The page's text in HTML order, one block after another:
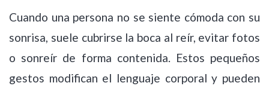
Cuando una persona no se siente cómoda con su
sonrisa, suele cubrirse la boca al reír, evitar fotos
o sonreír de forma contenida. Estos pequeños
gestos modifican el lenguaje corporal y pueden